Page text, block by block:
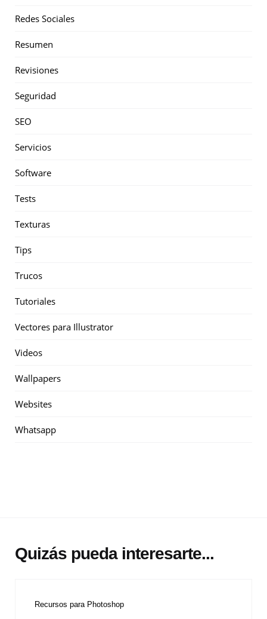
Redes Sociales
Resumen
Revisiones
Seguridad
SEO
Servicios
Software
Tests
Texturas
Tips
Trucos
Tutoriales
Vectores para Illustrator
Videos
Wallpapers
Websites
Whatsapp
Quizás pueda interesarte...
Recursos para Photoshop